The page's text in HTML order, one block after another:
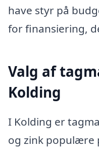
have styr på
for finansiering,
Valg af
Kolding
I Kolding er
og zink populære